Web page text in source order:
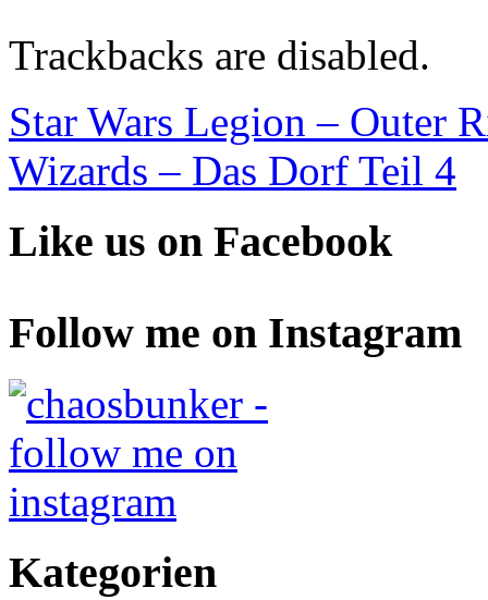
Trackbacks are disabled.
Star Wars Legion – Outer
Wizards – Das Dorf Teil 4
Like us on Facebook
Follow me on Instagram
Kategorien